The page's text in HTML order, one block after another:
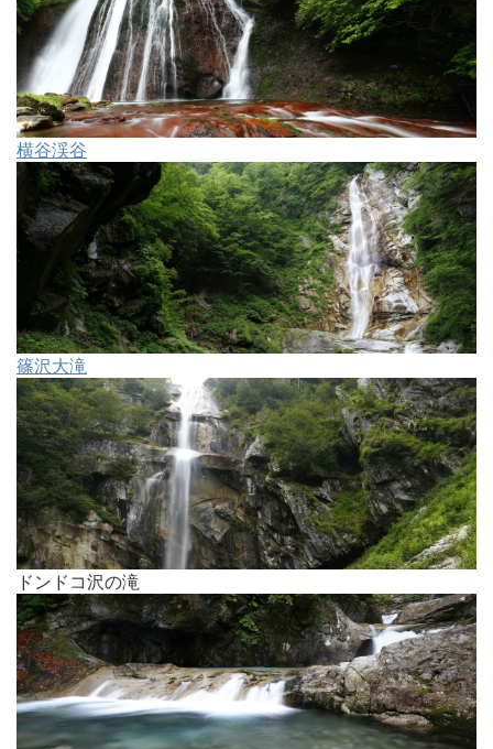
横谷渓谷
篠沢大滝
ドンドコ沢の滝